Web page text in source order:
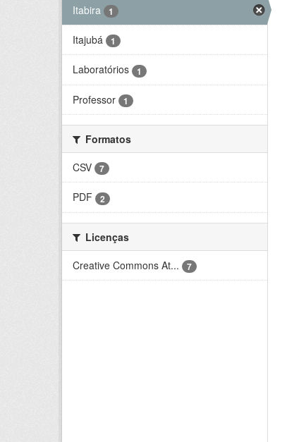
Itabira 1
Itajubá 1
Laboratórios 1
Professor 1
Formatos
CSV
7
PDF 2
Licenças
Creative Commons At...
7